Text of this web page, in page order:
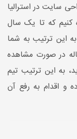
سایت در استرالیا
کنیم که تا یک سال
این ترتیب به شما
در صورت مشاهده
به این ترتیب تیم
و اقدام به رفع آن